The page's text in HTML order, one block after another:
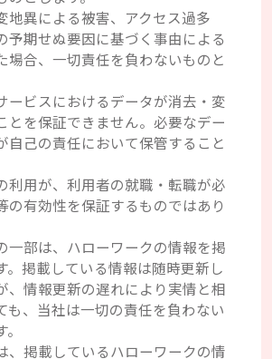
予期せぬ要因に基づく事由による
場合、一切責任を負わないものと
とを保証できません。必要なデー
自己の責任において保管すること
の有効性を保証するものではあり
。掲載している情報は随時更新し
、情報更新の遅れにより実情と相
も、当社は一切の責任を負わない